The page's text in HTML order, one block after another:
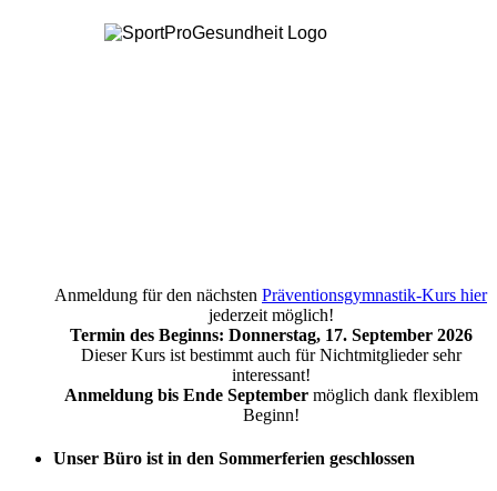
Anmeldung für den nächsten Präventionsgymnastik-Kurs hier
jederzeit möglich!
Termin des Beginns: Donnerstag, 17. September 2026
Dieser Kurs ist bestimmt auch für Nichtmitglieder sehr
interessant!
Anmeldung bis Ende September möglich dank flexiblem
Beginn!
Unser Büro ist in den Sommerferien geschlossen